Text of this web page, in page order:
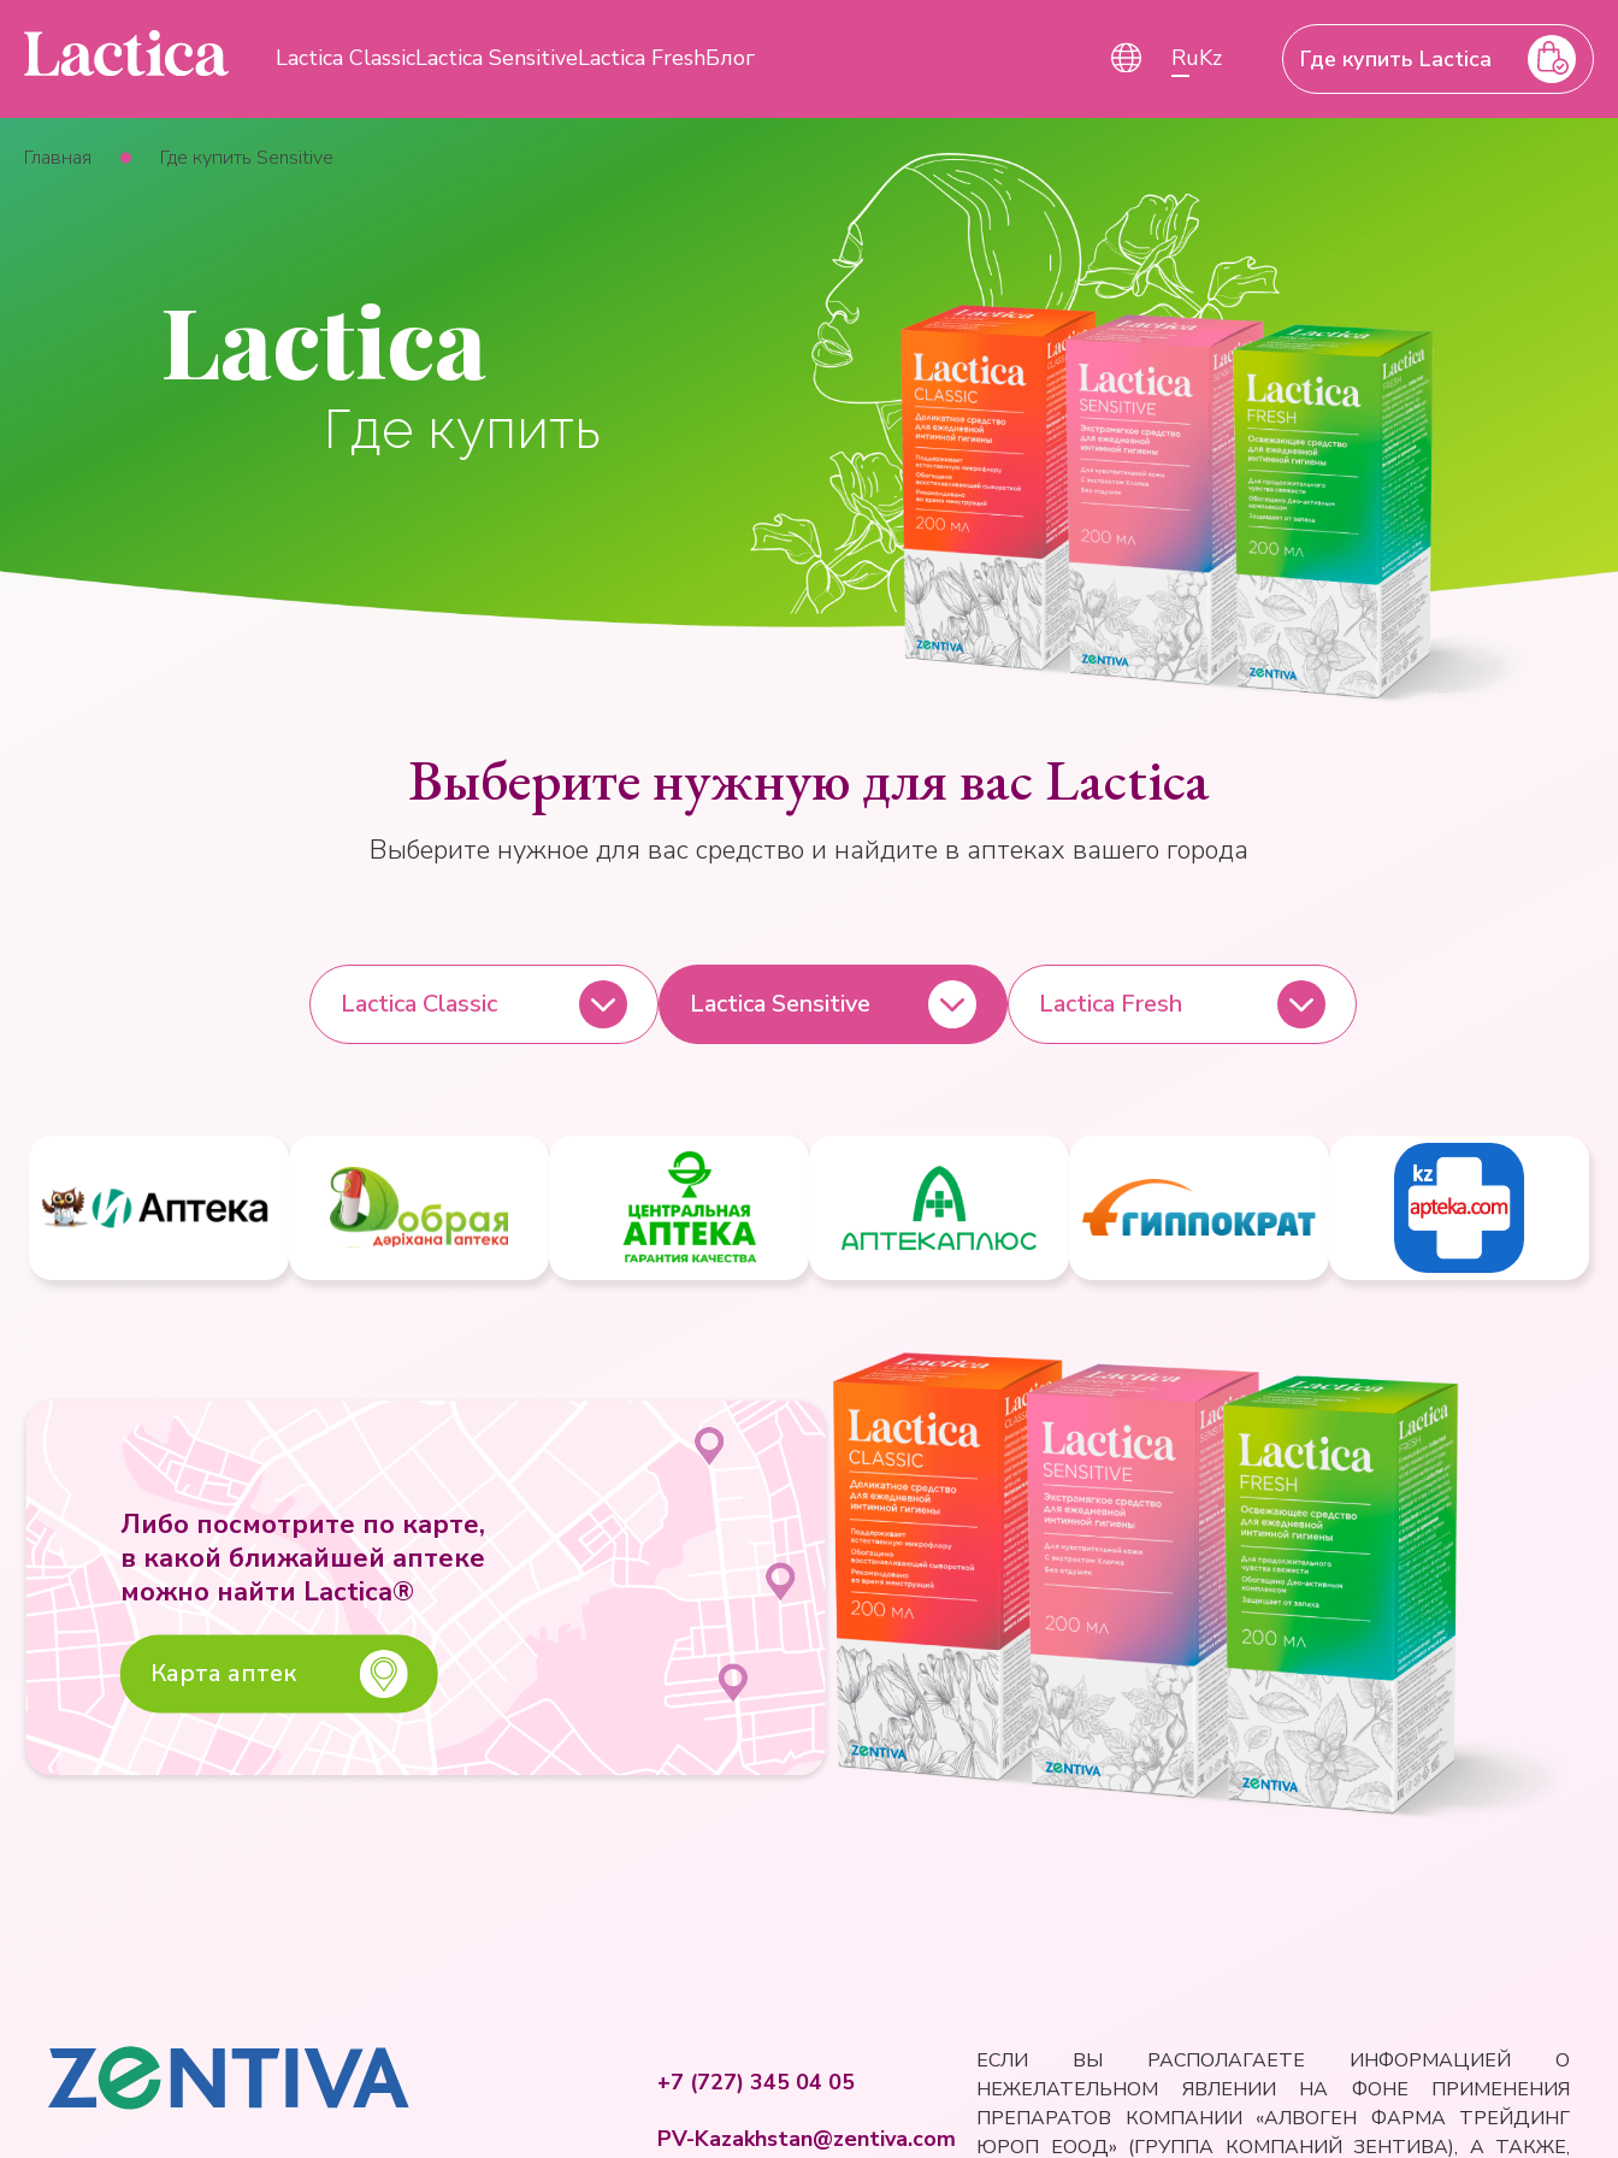
Lactica ClassicLactica SensitiveLactica FreshБлог RuKz Где купить Lactica
Главная Где купить Sensitive
Lactica
Где купить
Выберите нужную для вас Lactica
Выберите нужное для вас средство и найдите в аптеках вашего города
Lactica Classic Lactica Sensitive Lactica Fresh
Либо посмотрите по карте,
в какой ближайшей аптеке
можно найти Lactica®
Карта аптек
+7 (727) 345 04 05
PV-Kazakhstan@zentiva.com
ЕСЛИ ВЫ РАСПОЛАГАЕТЕ ИНФОРМАЦИЕЙ О
НЕЖЕЛАТЕЛЬНОМ ЯВЛЕНИИ НА ФОНЕ ПРИМЕНЕНИЯ
ПРЕПАРАТОВ КОМПАНИИ «АЛВОГЕН ФАРМА ТРЕЙДИНГ
ЮРОП ЕООД» (ГРУППА КОМПАНИЙ ЗЕНТИВА), А ТАКЖЕ,